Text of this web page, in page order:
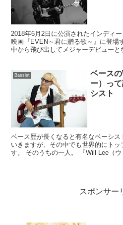
2018年6月2日に公演されたインディ
映画『EVEN～君に贈る歌～』に登場
中から飛び出してメジャーデビュー
Bassist
ベース
ー）っ
シスト
ベース歴が長くなると有名なベーシ
いきますが、その中でも世界的にトッ
す。 そのうちの一人。 『Will Lee（
スポンサー